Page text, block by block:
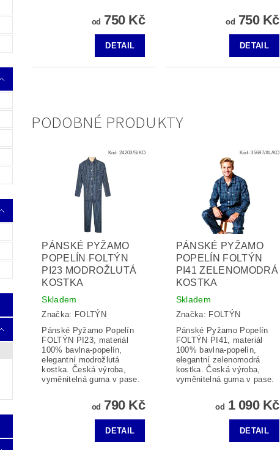
od 750 Kč
DETAIL
od 750 Kč
DETAIL
PODOBNÉ PRODUKTY
Kód:24203/S/KO
PÁNSKÉ PYŽAMO
POPELÍN FOLTÝN
PI23 MODROŽLUTÁ
KOSTKA
Skladem
Značka: FOLTÝN
Pánské Pyžamo Popelín
FOLTÝN PI23, materiál
100% bavlna-popelín,
elegantní modrožlutá
kostka. Česká výroba,
vyměnitelná guma v pase.
od 790 Kč
DETAIL
Kód:35697/XL/KO
PÁNSKÉ PYŽAMO
POPELÍN FOLTÝN
PI41 ZELENOMODRÁ
KOSTKA
Skladem
Značka: FOLTÝN
Pánské Pyžamo Popelín
FOLTÝN PI41, materiál
100% bavlna-popelín,
elegantní zelenomodrá
kostka. Česká výroba,
vyměnitelná guma v pase.
od 1 090 Kč
DETAIL